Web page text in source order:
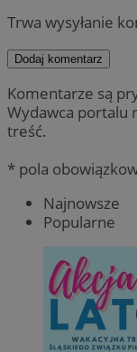
Trwa wysyłanie
Dodaj komentarz
Komentarze są
Wydawca portalu
treść.
* pola
Najnowsze
Popularne